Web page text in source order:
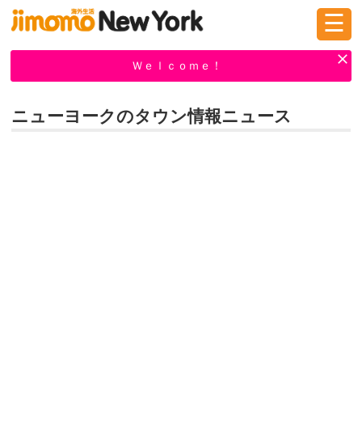
☰
Ｗｅｌｃｏｍｅ！
ニューヨークのタウン情報ニュース